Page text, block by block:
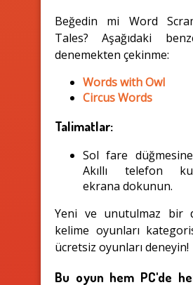
Beğedin mi Word
Tales? Aşağıdaki
denemekten çekinme:
Words with Owl
Circus Words
Talimatlar:
Sol fare
Akıllı telefon
ekrana dokunun.
Yeni ve unutulmaz bir
kelime oyunları
ücretsiz oyunları deneyin!
Bu oyun hem PC'de